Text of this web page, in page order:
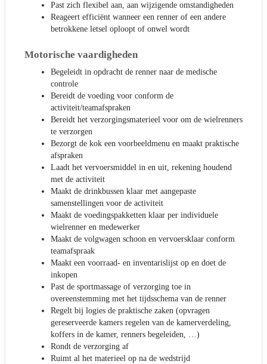
Past zich flexibel aan, aan wijzigende omstandigheden
Reageert efficiënt wanneer een renner of een andere
betrokkene letsel oploopt of onwel wordt
Motorische vaardigheden
Begeleidt in opdracht de renner naar de medische
controle
Bereidt de voeding voor conform de
activiteit/teamafspraken
Bereidt het verzorgingsmaterieel voor om de wielrenners
te verzorgen
Bezorgt de kok een voorbeeldmenu en maakt praktische
afspraken
Laadt het vervoersmiddel in en uit, rekening houdend
met de activiteit
Maakt de drinkbussen klaar met aangepaste
samenstellingen voor de activiteit
Maakt de voedingspakketten klaar per individuele
wielrenner en medewerker
Maakt de volgwagen schoon en vervoersklaar conform
teamafspraak
Maakt een voorraad- en inventarislijst op en doet de
inkopen
Past de sportmassage of verzorging toe in
overeenstemming met het tijdsschema van de renner
Regelt bij logies de praktische zaken (opvragen
gereserveerde kamers regelen van de kamerverdeling,
koffers in de kamer, renners begeleiden, …)
Rondt de verzorging af
Ruimt al het materieel op na de wedstrijd